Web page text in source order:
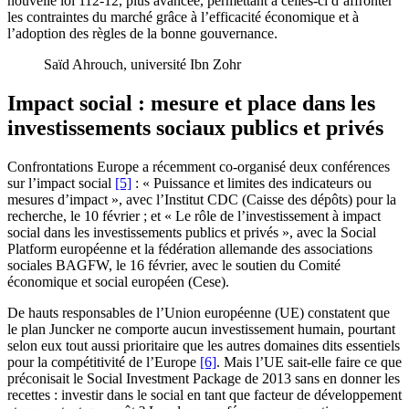
les contraintes du marché grâce à l’efficacité économique et à
l’adoption des règles de la bonne gouvernance.
Saïd Ahrouch, université Ibn Zohr
Impact social : mesure et place dans les
investissements sociaux publics et privés
Confrontations Europe a récemment co-organisé deux conférences
sur l’impact social [5] : « Puissance et limites des indicateurs ou
mesures d’impact », avec l’Institut CDC (Caisse des dépôts) pour la
recherche, le 10 février ; et « Le rôle de l’investissement à impact
social dans les investissements publics et privés », avec la Social
Platform européenne et la fédération allemande des associations
sociales BAGFW, le 16 février, avec le soutien du Comité
économique et social européen (Cese).
De hauts responsables de l’Union européenne (UE) constatent que
le plan Juncker ne comporte aucun investissement humain, pourtant
selon eux tout aussi prioritaire que les autres domaines dits essentiels
pour la compétitivité de l’Europe [6]. Mais l’UE sait-elle faire ce que
préconisait le Social Investment Package de 2013 sans en donner les
recettes : investir dans le social en tant que facteur de développement